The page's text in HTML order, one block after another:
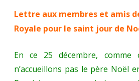
Lettre aux membres et amis
Royale pour le saint jour de
En ce 25 décembre, comme
n’accueillons pas le père Noël